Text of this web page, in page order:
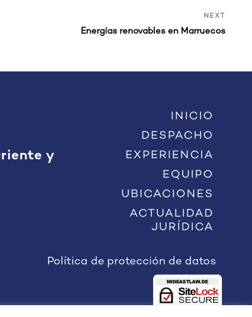
NEXT
Energías renovables en Marruecos
y
INICIO
DESPACHO
EXPERIENCIA
EQUIPO
UBICACIONES
ACTUALIDAD
JURÍDICA
Política de protección de datos